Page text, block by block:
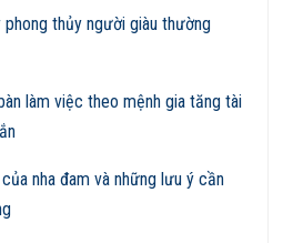
phong thủy người giàu thường
làm việc theo mệnh gia tăng tài
nha đam và những lưu ý cần